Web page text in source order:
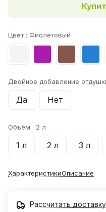
Цвет : Фиолетовый
Двойное добавление
Да Нет
Объём : 2 л
1 л 2 л 3 л
ХарактеристикиОписание
Рассчитать доставку